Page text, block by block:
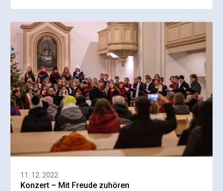
11. 12. 2022
Konzert – Mit Freude zuhören